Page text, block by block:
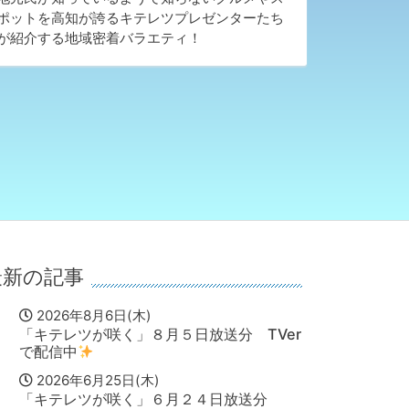
ットを高知が誇るキテレツプレゼンターたち
紹介する地域密着バラエティ！
の記事
2026年8月6日(木)
「キテレツが咲く」８月５日放送分 TVer
で配信中
2026年6月25日(木)
「キテレツが咲く」６月２４日放送分